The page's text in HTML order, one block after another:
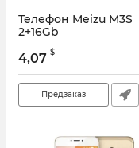
Телефон Meizu M3S
2+16Gb
4,07 $
Предзаказ